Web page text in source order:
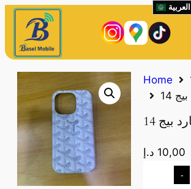
Home
10,00 د.إ
-
العربية